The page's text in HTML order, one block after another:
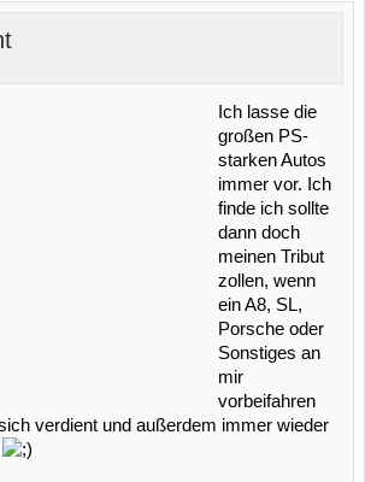
Ich lasse die
großen PS-
starken Autos
immer vor. Ich
finde ich sollte
dann doch
meinen Tribut
zollen, wenn
ein A8, SL,
Porsche oder
Sonstiges an
mir
vorbeifahren
verdient und außerdem immer wieder